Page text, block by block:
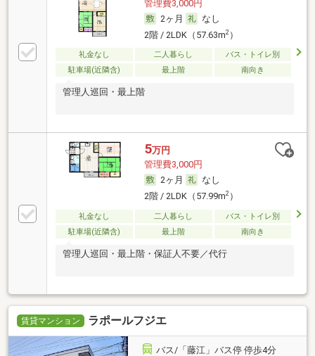
管理費3,000円
2ヶ月
なし
2階 / 2LDK（57.63m2）
礼金なし 二人暮らし
バス・トイレ別
駐車場(近隣含)
最上階 南向き
管理人巡回・最上階
5万円
管理費3,000円
2ヶ月
なし
2階 / 2LDK（57.99m2）
礼金なし 二人暮らし
バス・トイレ別
駐車場(近隣含)
最上階 南向き
管理人巡回・最上階・保証人不要／代行
賃貸マンション ラポールフジエ
バス/「藤江」バス停 停歩4分